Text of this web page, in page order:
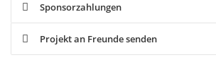
Sponsorzahlungen
Projekt an Freunde senden